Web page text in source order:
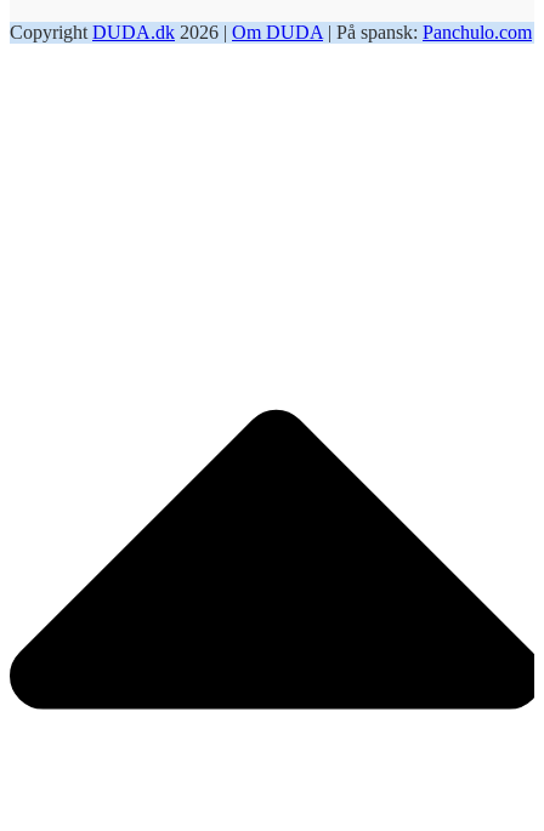
Copyright DUDA.dk 2026 | Om DUDA | På spansk: Panchulo.com